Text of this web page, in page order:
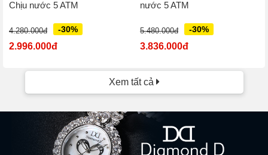
Chịu nước 5 ATM
4.280.000đ -30%
2.996.000đ
nước 5 ATM
5.480.000đ -30%
3.836.000đ
Xem tất cả